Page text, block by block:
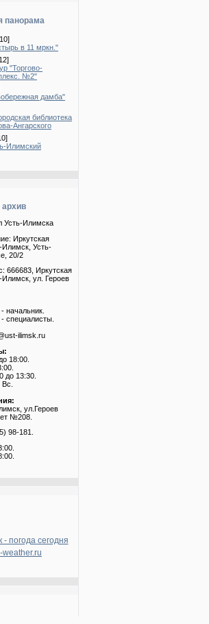
панорама
в 11 мркн."
"Торгово-
№2"
дамба"
библиотека
Ангарского
Илимский
архив
Усть-Илимска
Иркутская
Илимск, Усть-
20/2
666683, Иркутская
Илимск, ул. Героев
начальник.
специалисты.
ilimsk.ru
18:00.
до 13:30.
ул.Героев
№208.
98-181.
- погода сегодня
weather.ru